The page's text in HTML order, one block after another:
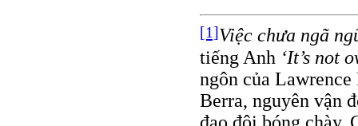
[1]Việc chưa ngã
tiếng Anh ‘It’s not
ngôn của
Berra, nguyên vận
đạo đội bóng chày.